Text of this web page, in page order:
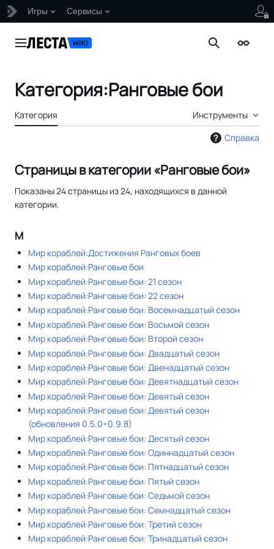
Игры Сервисы
Главное меню Поиск
Категория:Ранговые бои
Категория
Инструменты
Справка
Страницы в категории «Ранговые бои»
Показаны 24 страницы из 24, находящихся в данной
категории.
М
Мир кораблей:Достижения Ранговых боев
Мир кораблей:Ранговые бои
Мир кораблей:Ранговые бои: 21 сезон
Мир кораблей:Ранговые бои: 22 сезон
Мир кораблей:Ранговые бои: Восемнадцатый сезон
Мир кораблей:Ранговые бои: Восьмой сезон
Мир кораблей:Ранговые бои: Второй сезон
Мир кораблей:Ранговые бои: Двадцатый сезон
Мир кораблей:Ранговые бои: Двенадцатый сезон
Мир кораблей:Ранговые бои: Девятнадцатый сезон
Мир кораблей:Ранговые бои: Девятый сезон
Мир кораблей:Ранговые бои: Девятый сезон
(обновления 0.5.0÷0.9.8)
Мир кораблей:Ранговые бои: Десятый сезон
Мир кораблей:Ранговые бои: Одиннадцатый сезон
Мир кораблей:Ранговые бои: Пятнадцатый сезон
Мир кораблей:Ранговые бои: Пятый сезон
Мир кораблей:Ранговые бои: Седьмой сезон
Мир кораблей:Ранговые бои: Семнадцатый сезон
Мир кораблей:Ранговые бои: Третий сезон
Мир кораблей:Ранговые бои: Тринадцатый сезон